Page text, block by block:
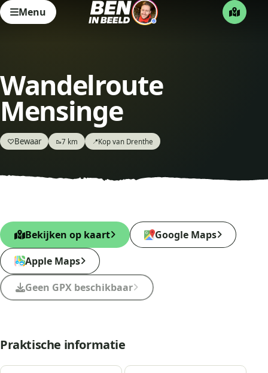
Menu
Wandelroute
Mensinge
♡Bewaar 🥾7 km 📍Kop van Drenthe
Bekijken op kaart
Google Maps
Apple Maps
Geen GPX beschikbaar
Praktische informatie